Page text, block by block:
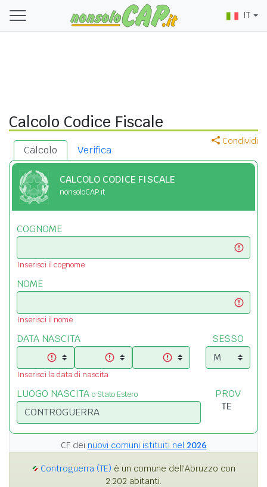
IT
Calcolo Codice Fiscale
Condividi
Calcolo Verifica
CALCOLO CODICE FISCALE
nonsoloCAP.it
COGNOME
Inserisci il cognome
NOME
Inserisci il nome
DATA NASCITA
Inserisci la data di nascita
SESSO
LUOGO NASCITA o Stato Estero PROV
CF dei nuovi comuni istituiti nel 2026
Controguerra (TE) è un comune dell'Abruzzo con
2.202 abitanti.